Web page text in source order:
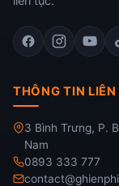
THÔNG TIN LIÊN
3 Bình Trưng, P.
Nam
0893 333 777